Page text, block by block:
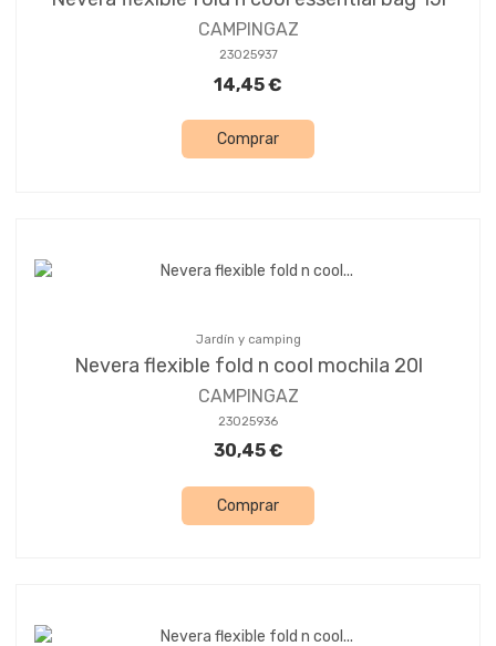
CAMPINGAZ
23025937
14,45 €
Comprar
Jardín y camping
Nevera flexible fold n cool mochila 20l
CAMPINGAZ
23025936
30,45 €
Comprar